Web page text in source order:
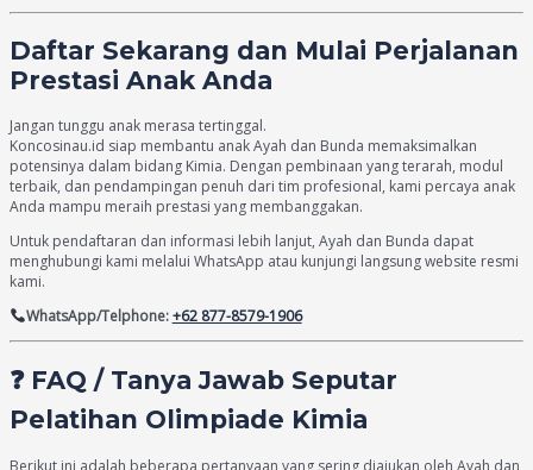
Daftar Sekarang dan Mulai Perjalanan
Prestasi Anak Anda
Jangan tunggu anak merasa tertinggal.
Koncosinau.id siap membantu anak Ayah dan Bunda memaksimalkan
potensinya dalam bidang Kimia. Dengan pembinaan yang terarah, modul
terbaik, dan pendampingan penuh dari tim profesional, kami percaya anak
Anda mampu meraih prestasi yang membanggakan.
Untuk pendaftaran dan informasi lebih lanjut, Ayah dan Bunda dapat
menghubungi kami melalui WhatsApp atau kunjungi langsung website resmi
kami.
WhatsApp/Telphone:+62 877-8579-1906
❓ FAQ / Tanya Jawab Seputar
Pelatihan Olimpiade Kimia
Berikut ini adalah beberapa pertanyaan yang sering diajukan oleh Ayah dan